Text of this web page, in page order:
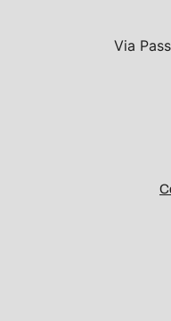
Via